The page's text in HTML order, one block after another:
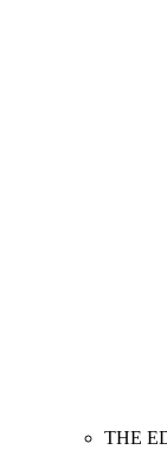
THE